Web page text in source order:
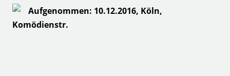
Aufgenommen: 10.12.2016, Köln,
Komödienstr.